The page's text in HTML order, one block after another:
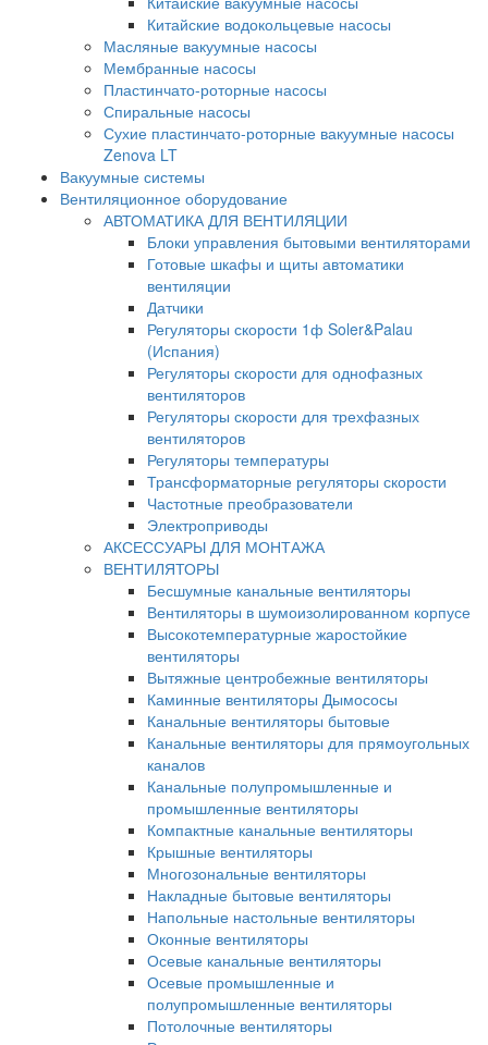
Китайские водокольцевые насосы
Масляные вакуумные насосы
Мембранные насосы
Пластинчато-роторные насосы
Спиральные насосы
Сухие пластинчато-роторные вакуумные насосы
Zenova LT
Вакуумные системы
Вентиляционное оборудование
АВТОМАТИКА ДЛЯ ВЕНТИЛЯЦИИ
Блоки управления бытовыми вентиляторами
Готовые шкафы и щиты автоматики
вентиляции
Датчики
Регуляторы скорости 1ф Soler&Palau
(Испания)
Регуляторы скорости для однофазных
вентиляторов
Регуляторы скорости для трехфазных
вентиляторов
Регуляторы температуры
Трансформаторные регуляторы скорости
Частотные преобразователи
Электроприводы
АКСЕССУАРЫ ДЛЯ МОНТАЖА
ВЕНТИЛЯТОРЫ
Бесшумные канальные вентиляторы
Вентиляторы в шумоизолированном корпусе
Высокотемпературные жаростойкие
вентиляторы
Вытяжные центробежные вентиляторы
Каминные вентиляторы Дымососы
Канальные вентиляторы бытовые
Канальные вентиляторы для прямоугольных
каналов
Канальные полупромышленные и
промышленные вентиляторы
Компактные канальные вентиляторы
Крышные вентиляторы
Многозональные вентиляторы
Накладные бытовые вентиляторы
Напольные настольные вентиляторы
Оконные вентиляторы
Осевые канальные вентиляторы
Осевые промышленные и
полупромышленные вентиляторы
Потолочные вентиляторы